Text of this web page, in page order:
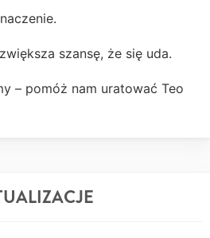
szansę, że się uda.
– pomóż nam uratować Teo